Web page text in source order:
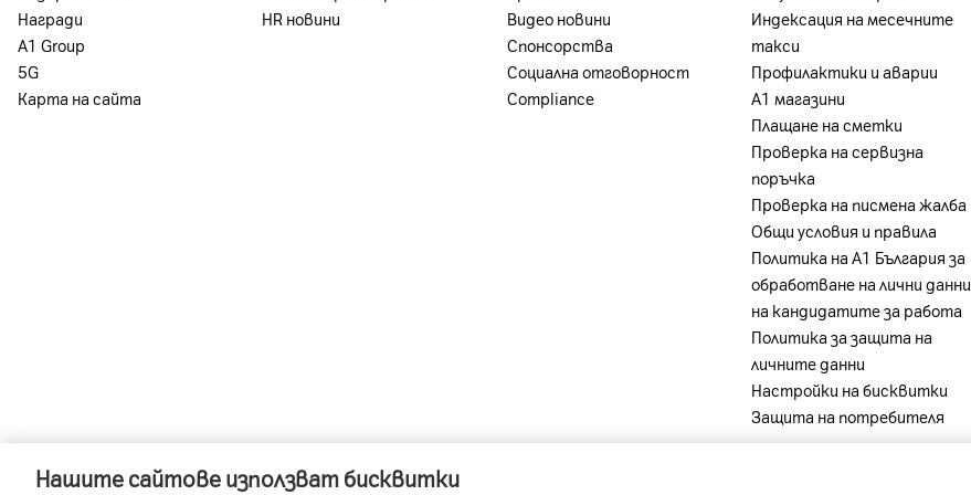
Награди
А1 Group
5G
Карта на сайта
HR новини
Видео новини
Спонсорства
Социална отговорност
Compliance
Индексация на месечните
такси
Профилактики и аварии
А1 магазини
Плащане на сметки
Проверка на сервизна
поръчка
Проверка на писмена жалба
Общи условия и правила
Политика на A1 България за
обработване на лични данни
на кандидатите за работа
Политика за защита на
личните данни
Настройки на бисквитки
Защита на потребителя
A1 Austria - A1 Croatia - A1 Serbia
Нашите сайтове използват бисквитки